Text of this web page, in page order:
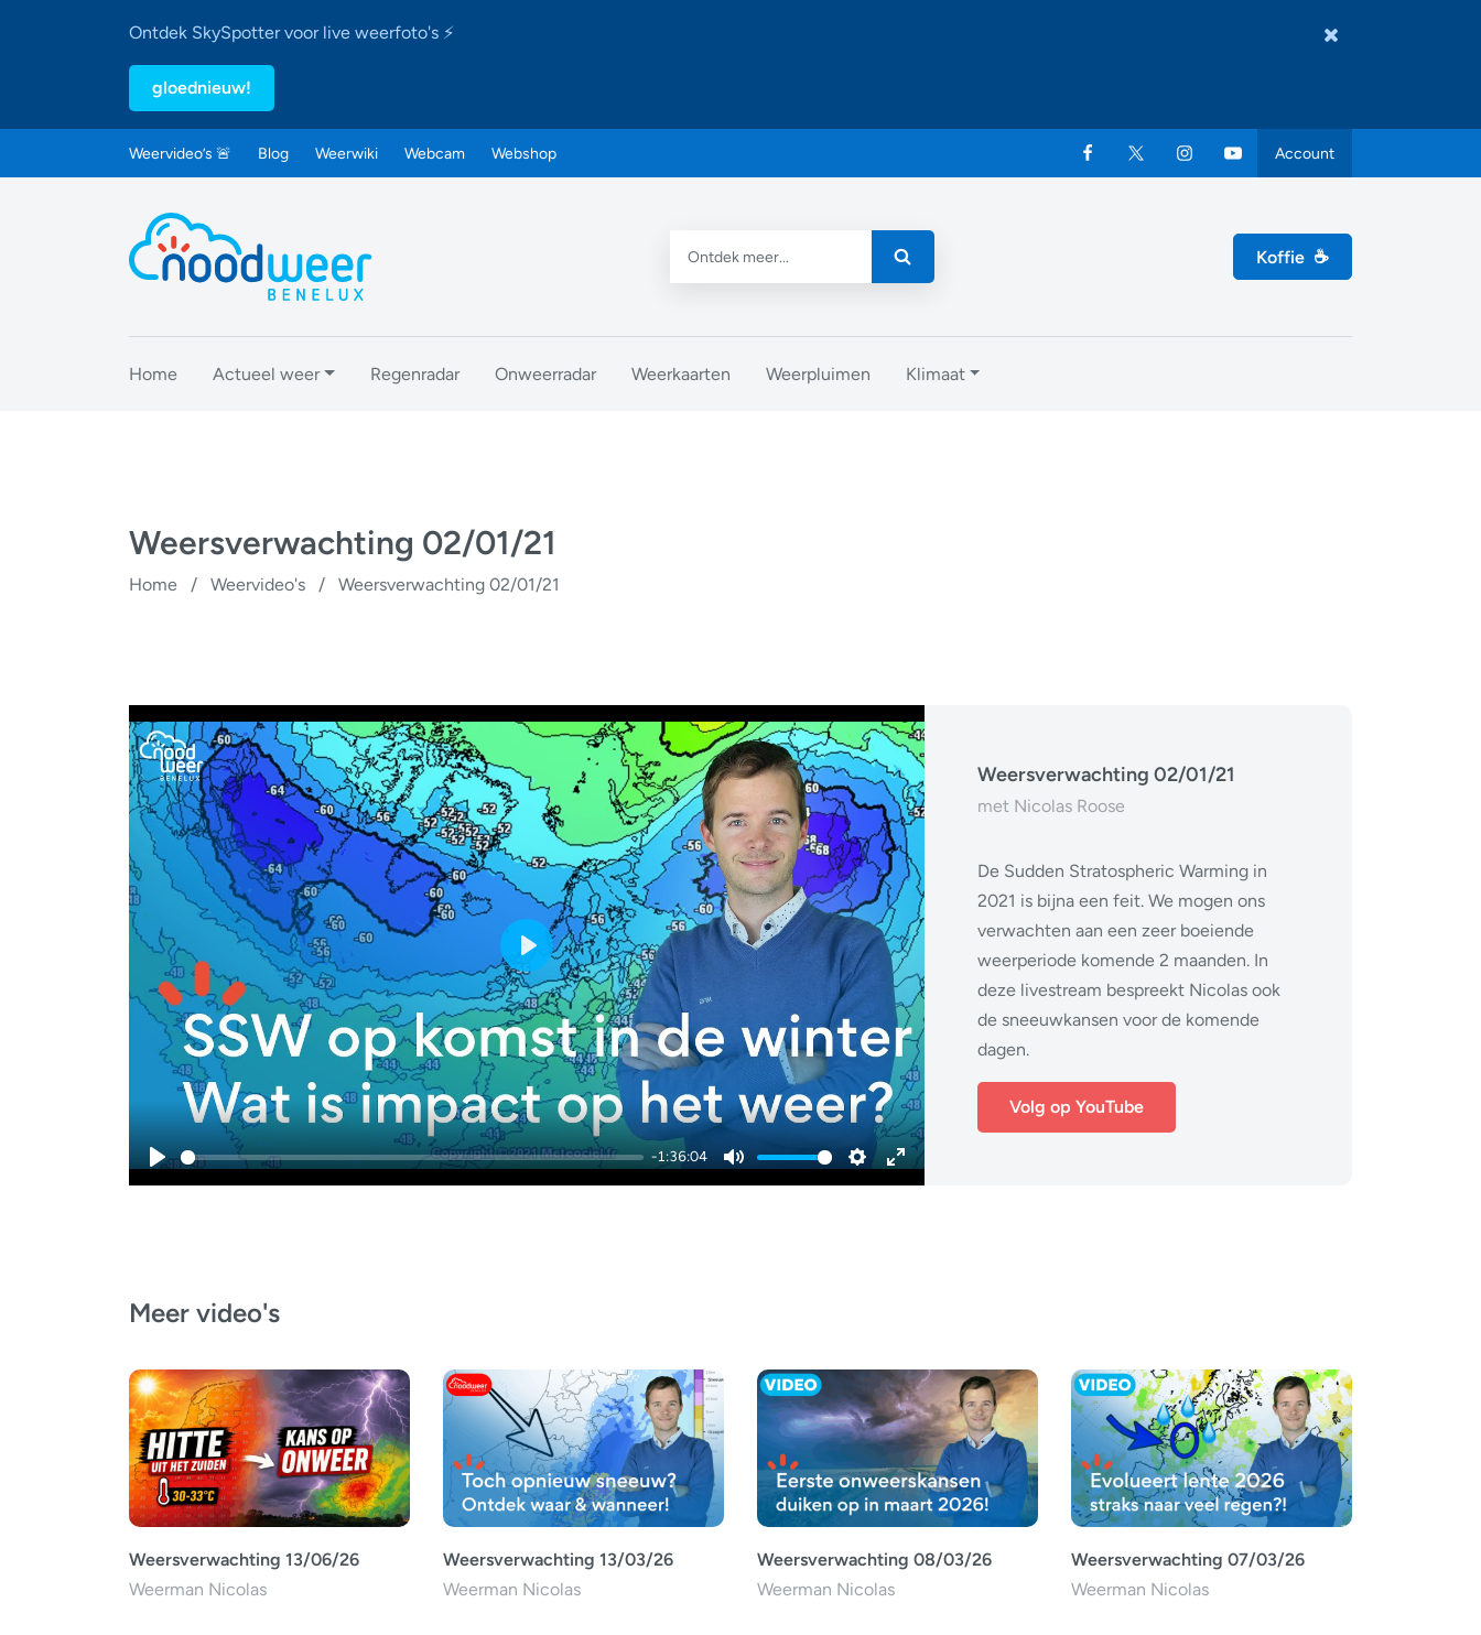
Ontdek SkySpotter voor live weerfoto's ⚡
gloednieuw!
Weervideo’s 🚨 Blog Weerwiki Webcam Webshop Account
Koffie ☕
Home Actueel weer Regenradar Onweerradar Weerkaarten Weerpluimen Klimaat
Weersverwachting 02/01/21
Home / Weervideo's / Weersverwachting 02/01/21
Play
-1:36:04
Mute Settings
Enter
Play
Weersverwachting 02/01/21
met Nicolas Roose
De Sudden Stratospheric Warming in
2021 is bijna een feit. We mogen ons
verwachten aan een zeer boeiende
weerperiode komende 2 maanden. In
deze livestream bespreekt Nicolas ook
de sneeuwkansen voor de komende
dagen.
Volg op YouTube
Meer video's
Weersverwachting 13/06/26
Weerman Nicolas
Weersverwachting 13/03/26
Weerman Nicolas
Weersverwachting 08/03/26
Weerman Nicolas
Weersverwachting 07/03/26
Weerman Nicolas